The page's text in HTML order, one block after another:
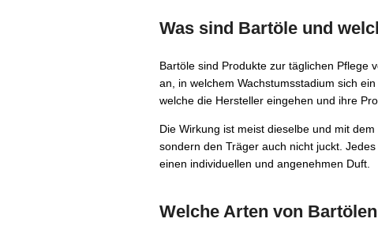
Was sind Bartöle und
Bartöle sind Produkte zur täglichen Pflege
an, in welchem Wachstumsstadium sich
welche die Hersteller eingehen und ihre
Die Wirkung ist meist dieselbe und mit
sondern den Träger auch nicht juckt.
einen individuellen und angenehmen Duft.
Welche Arten von